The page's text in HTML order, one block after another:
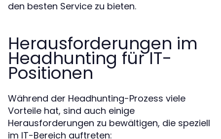
den besten Service zu bieten.
Herausforderungen im
Headhunting für IT-
Positionen
Während der Headhunting-Prozess viele
Vorteile hat, sind auch einige
Herausforderungen zu bewältigen, die speziell
im IT-Bereich auftreten: